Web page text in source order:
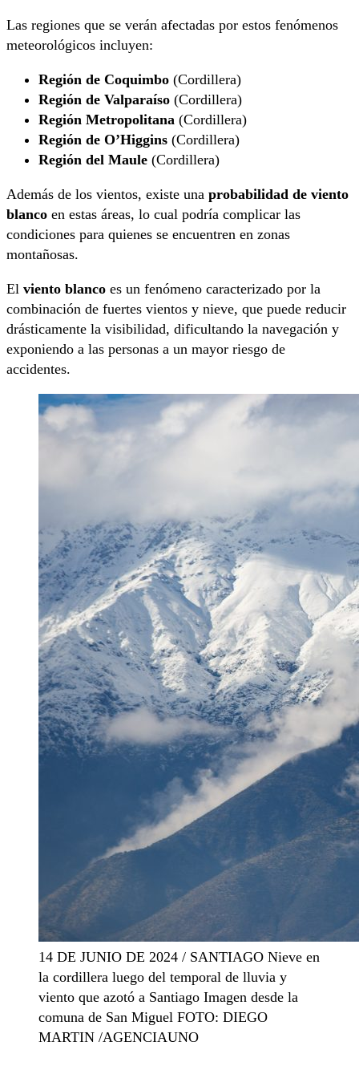
Las regiones que se verán afectadas por estos fenómenos
meteorológicos incluyen:
Región de Coquimbo (Cordillera)
Región de Valparaíso (Cordillera)
Región Metropolitana (Cordillera)
Región de O’Higgins (Cordillera)
Región del Maule (Cordillera)
Además de los vientos, existe una probabilidad de viento
blanco en estas áreas, lo cual podría complicar las
condiciones para quienes se encuentren en zonas
montañosas.
El viento blanco es un fenómeno caracterizado por la
combinación de fuertes vientos y nieve, que puede reducir
drásticamente la visibilidad, dificultando la navegación y
exponiendo a las personas a un mayor riesgo de
accidentes.
14 DE JUNIO DE 2024 / SANTIAGO Nieve en
la cordillera luego del temporal de lluvia y
viento que azotó a Santiago Imagen desde la
comuna de San Miguel FOTO: DIEGO
MARTIN /AGENCIAUNO